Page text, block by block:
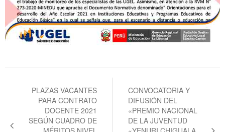
entradas
PLAZAS VACANTES
PARA CONTRATO
DOCENTE 2021
SEGÚN CUADRO DE
CONVOCATORIA Y
DIFUSIÓN DEL
«PREMIO NACIONAL
DE LA JUVENTUD